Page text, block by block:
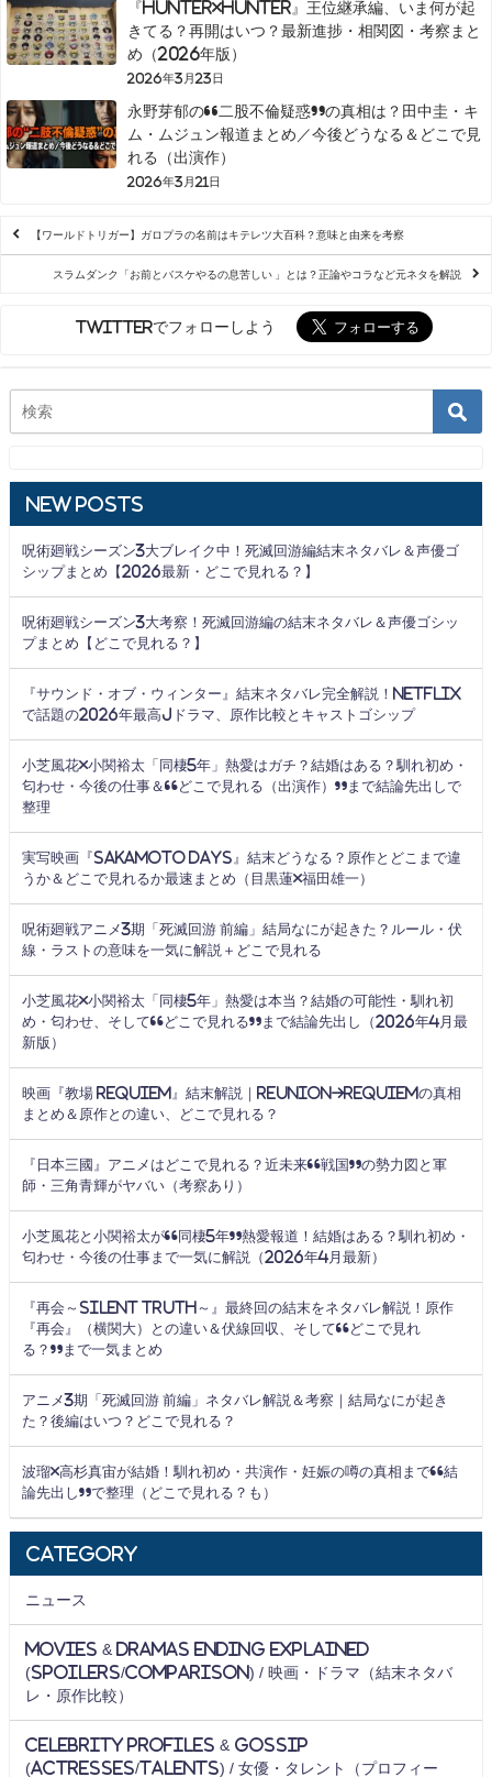
『HUNTER×HUNTER』王位継承編、いま何が起
きてる？再開はいつ？最新進捗・相関図・考察まと
め（2026年版）
2026年3月23日
永野芽郁の“二股不倫疑惑”の真相は？田中圭・キ
ム・ムジュン報道まとめ／今後どうなる＆どこで見
れる（出演作）
2026年3月21日
【ワールドトリガー】ガロプラの名前はキテレツ大百科？意味と由来を考察
スラムダンク「お前とバスケやるの息苦しい 」とは？正論やコラなど元ネタを解説
Twitterでフォローしよう
New Posts
呪術廻戦シーズン3大ブレイク中！死滅回游編結末ネタバレ＆声優ゴ
シップまとめ【2026最新・どこで見れる？】
呪術廻戦シーズン3大考察！死滅回游編の結末ネタバレ＆声優ゴシッ
プまとめ【どこで見れる？】
『サウンド・オブ・ウィンター』結末ネタバレ完全解説！Netflix
で話題の2026年最高Jドラマ、原作比較とキャストゴシップ
小芝風花×小関裕太「同棲5年」熱愛はガチ？結婚はある？馴れ初め・
匂わせ・今後の仕事＆“どこで見れる（出演作）”まで結論先出しで
整理
実写映画『SAKAMOTO DAYS』結末どうなる？原作とどこまで違
うか＆どこで見れるか最速まとめ（目黒蓮×福田雄一）
呪術廻戦アニメ3期「死滅回游 前編」結局なにが起きた？ルール・伏
線・ラストの意味を一気に解説＋どこで見れる
小芝風花×小関裕太「同棲5年」熱愛は本当？結婚の可能性・馴れ初
め・匂わせ、そして“どこで見れる”まで結論先出し（2026年4月最
新版）
映画『教場 Requiem』結末解説｜Reunion→Requiemの真相
まとめ＆原作との違い、どこで見れる？
『日本三國』アニメはどこで見れる？近未来“戦国”の勢力図と軍
師・三角青輝がヤバい（考察あり）
小芝風花と小関裕太が“同棲5年”熱愛報道！結婚はある？馴れ初め・
匂わせ・今後の仕事まで一気に解説（2026年4月最新）
『再会～Silent Truth～』最終回の結末をネタバレ解説！原作
『再会』（横関大）との違い＆伏線回収、そして“どこで見れ
る？”まで一気まとめ
アニメ3期「死滅回游 前編」ネタバレ解説＆考察｜結局なにが起き
た？後編はいつ？どこで見れる？
波瑠×高杉真宙が結婚！馴れ初め・共演作・妊娠の噂の真相まで“結
論先出し”で整理（どこで見れる？も）
Category
ニュース
Movies & Dramas Ending Explained
(Spoilers/Comparison) / 映画・ドラマ（結末ネタバ
レ・原作比較）
Celebrity Profiles & Gossip
(Actresses/Talents) / 女優・タレント（プロフィー